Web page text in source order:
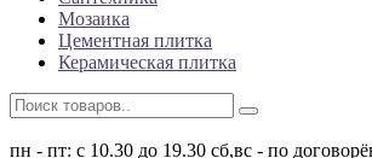
Мозаика
Цементная плитка
Керамическая плитка
пн - пт: с 10.30 до 19.30 сб,вс - по